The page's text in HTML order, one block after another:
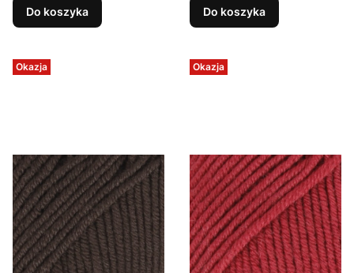
Do koszyka Do koszyka
Okazja Okazja